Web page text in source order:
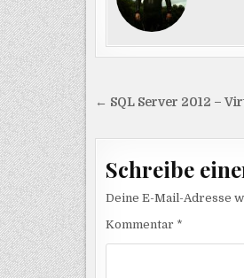
← SQL Server 2012 –
Schreibe
Deine E-Mail-Adresse
Kommentar *